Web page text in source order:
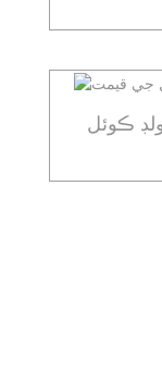
ڪوئل